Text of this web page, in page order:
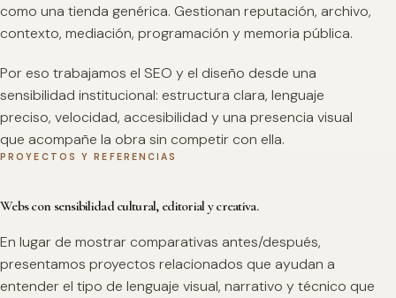
como una tienda genérica. Gestionan reputación, archivo,
contexto, mediación, programación y memoria pública.
Por eso trabajamos el SEO y el diseño desde una
sensibilidad institucional: estructura clara, lenguaje
preciso, velocidad, accesibilidad y una presencia visual
que acompañe la obra sin competir con ella.
PROYECTOS Y REFERENCIAS
Webs con sensibilidad cultural, editorial y creativa.
En lugar de mostrar comparativas antes/después,
presentamos proyectos relacionados que ayudan a
entender el tipo de lenguaje visual, narrativo y técnico que